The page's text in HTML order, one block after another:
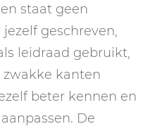
staat geen
geschreven,
leidraad gebruikt,
zwakke kanten
beter kennen en
De